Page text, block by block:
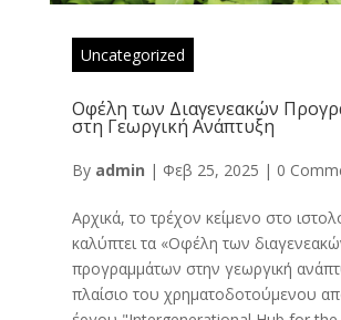
Uncategorized
Οφέλη των Διαγενεακών
στη Γεωργική Ανάπτυξη
By admin | Φεβ 25, 2025 | 0
Αρχικά, το τρέχον κείμενο στο
καλύπτει τα «Οφέλη των
προγραμμάτων στην γεωργική
πλαίσιο του χρηματοδοτούμενου